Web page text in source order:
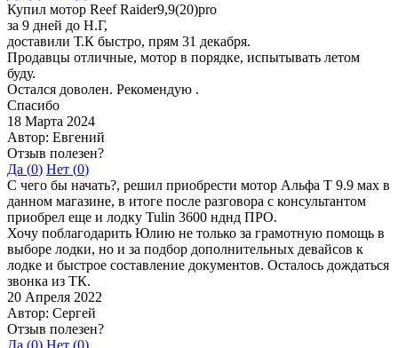
Купил мотор Reef Raider9,9(20)pro
за 9 дней до Н.Г,
доставили Т.К быстро, прям 31 декабря.
Продавцы отличные, мотор в порядке, испытывать летом
буду.
Остался доволен. Рекомендую .
Спасибо
18 Марта 2024
Автор: Евгений
Отзыв полезен?
Да (0) Нет (0)
С чего бы начать?, решил приобрести мотор Альфа Т 9.9 мах в
данном магазине, в итоге после разговора с консультантом
приобрел еще и лодку Tulin 3600 нднд ПРО.
Хочу поблагодарить Юлию не только за грамотную помощь в
выборе лодки, но и за подбор дополнительных девайсов к
лодке и быстрое составление документов. Осталось дождаться
звонка из ТК.
20 Апреля 2022
Автор: Сергей
Отзыв полезен?
Да (0) Нет (0)